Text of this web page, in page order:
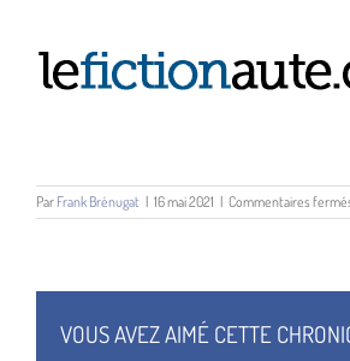
contenu
Par Frank Brénugat | 16 mai 2021 | Commentaires
VOUS AVEZ AIMÉ CETTE